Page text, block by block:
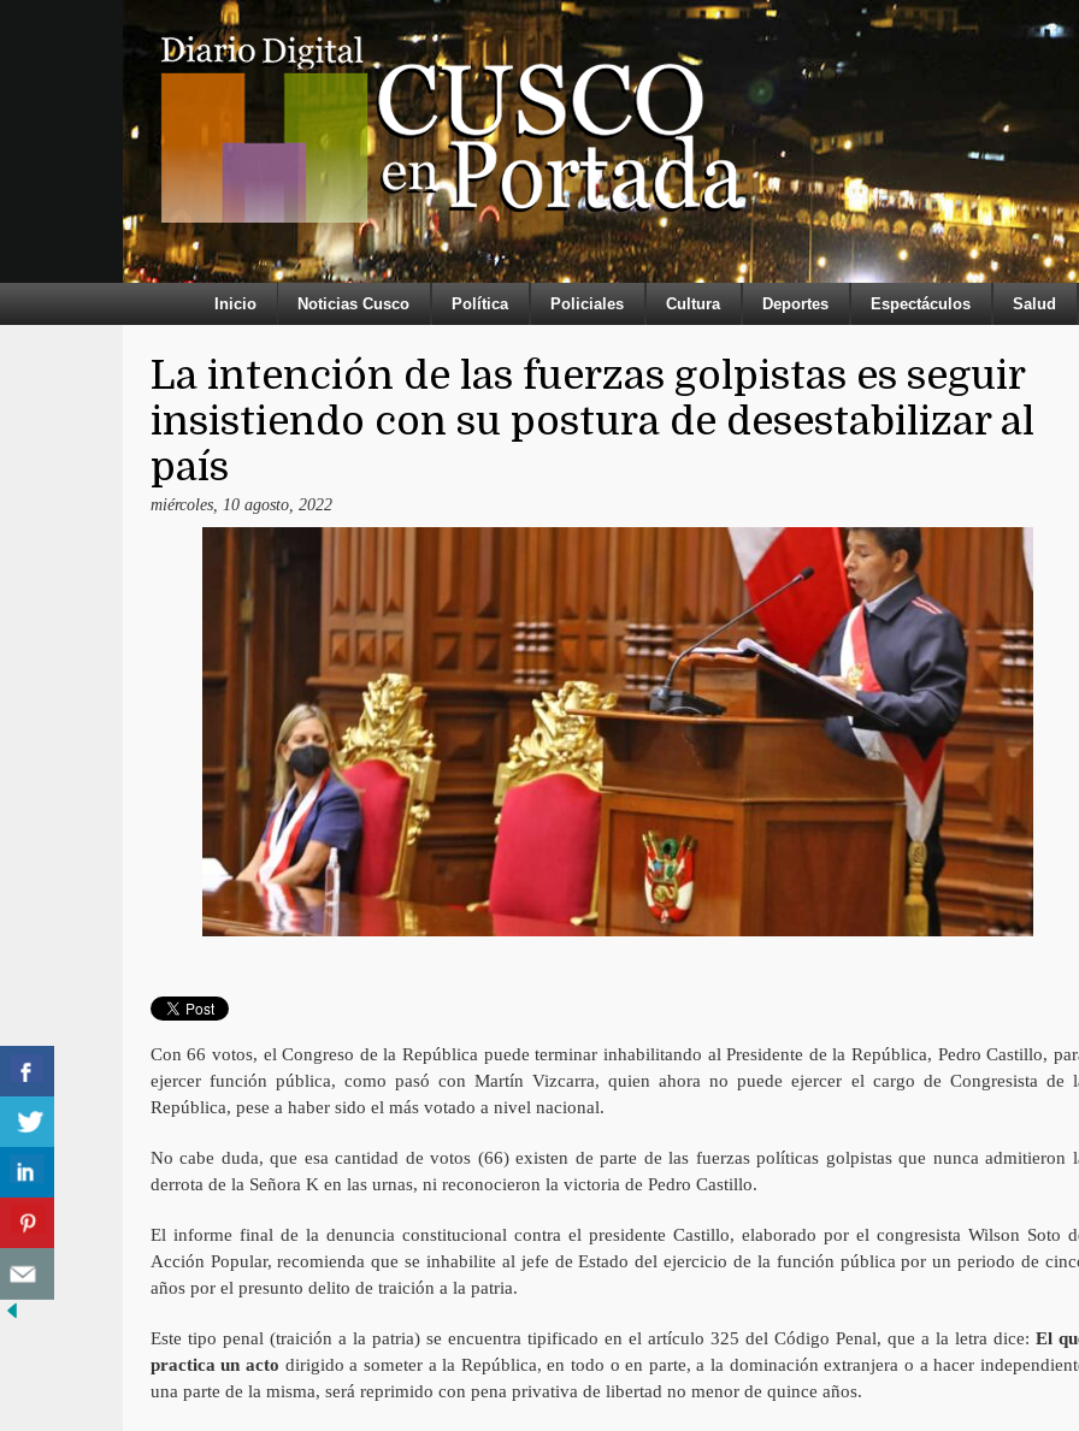
Inicio Noticias Cusco Política Policiales Cultura Deportes Espectáculos Salud
La intención de las fuerzas golpistas es seguir
insistiendo con su postura de desestabilizar al
país
miércoles, 10 agosto, 2022
Con 66 votos, el Congreso de la República puede terminar inhabilitando al Presidente de la República, Pedro Castillo,
ejercer función pública, como pasó con Martín Vizcarra, quien ahora no puede ejercer el cargo de Congresista de
República, pese a haber sido el más votado a nivel nacional.
No cabe duda, que esa cantidad de votos (66) existen de parte de las fuerzas políticas golpistas que nunca admitieron
derrota de la Señora K en las urnas, ni reconocieron la victoria de Pedro Castillo.
El informe final de la denuncia constitucional contra el presidente Castillo, elaborado por el congresista Wilson Soto
Acción Popular, recomienda que se inhabilite al jefe de Estado del ejercicio de la función pública por un periodo de
años por el presunto delito de traición a la patria.
Este tipo penal (traición a la patria) se encuentra tipificado en el artículo 325 del Código Penal, que a la letra dice: El
practica un acto dirigido a someter a la República, en todo o en parte, a la dominación extranjera o a hacer
una parte de la misma, será reprimido con pena privativa de libertad no menor de quince años.